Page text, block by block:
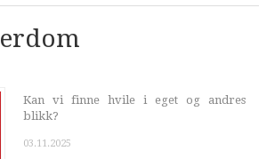
Kan vi finne hvile i eget og andres
blikk?
03.11.2025